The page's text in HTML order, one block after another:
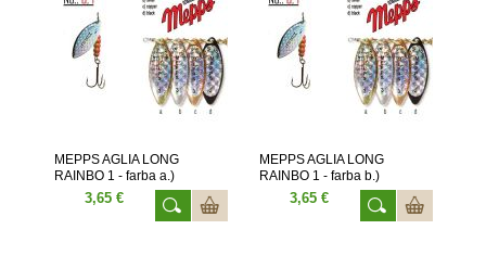
MEPPS AGLIA LONG
RAINBO 1 - farba a.)
3,65 €
MEPPS AGLIA LONG
RAINBO 1 - farba b.)
3,65 €